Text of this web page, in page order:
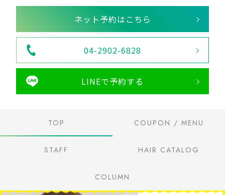
ネット予約はこちら
04-2902-6828
LINEで予約する
TOP COUPON / MENU
STAFF HAIR CATALOG
COLUMN